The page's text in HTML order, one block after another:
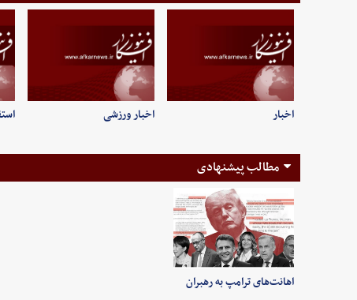
اخبار اخبار ورزشی
مطالب پیشنهادی
اهانت‌های ترامپ به رهبران